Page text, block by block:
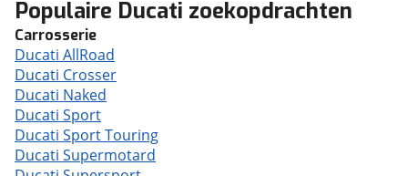
Populaire Ducati zoekopdrachten
Carrosserie
Ducati AllRoad
Ducati Crosser
Ducati Naked
Ducati Sport
Ducati Sport Touring
Ducati Supermotard